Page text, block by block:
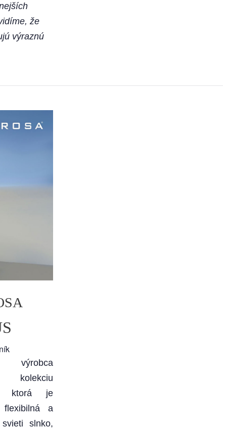
že
výraznú
výrobca
kolekciu
ktorá je
flexibilná a
slnko,